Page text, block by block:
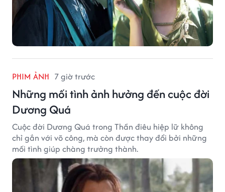
PHIM ẢNH 7 giờ trước
Những mối tình ảnh hưởng đến cuộc đời
Dương Quá
Cuộc đời Dương Quá trong Thần điêu hiệp lữ không
chỉ gắn với võ công, mà còn được thay đổi bởi những
mối tình giúp chàng trưởng thành.